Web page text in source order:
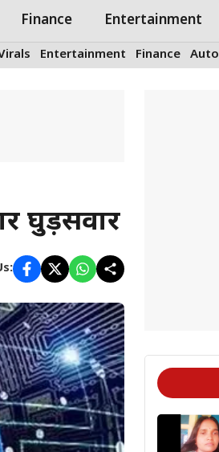
Finance Entertainment
Entertainment Finance Auto
घुड़सवार